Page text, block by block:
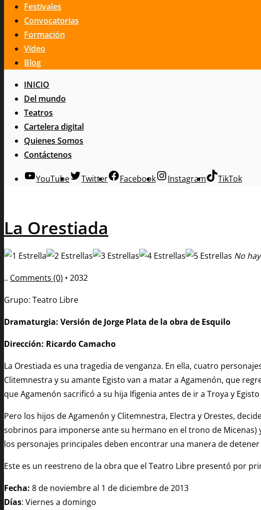
Festivales
Convocatorias
Formación
Video
Blog
INICIO
Del mundo
Teatros
Cartelera digital
Quienes Somos
Contáctenos
YouTube Twitter Facebook Instagram TikTok
La Orestiada
No
.. Comments (0) • 2032
Grupo: Teatro Libre
Dramaturgia: Versión de Jorge Plata de la obra de Esquilo
Dirección: Ricardo Camacho
La Orestiada es una tragedia de venganza. En ella, cuatro
Clitemnestra y su amante Egisto van a matar a Agamenón, que
que Agamenón sacrificó a su hija Ifigenia antes de ir a Troya y
Pero los hijos de Agamenón y Clitemnestra, Electra y Orestes,
sobrinos para imponerse ante su hermano en el trono de Micenas)
los personajes principales deben encontrar una manera de
Este es un reestreno de la obra que el Teatro Libre presentó por
Fecha: 8 de noviembre al 1 de diciembrede2013
Días: Viernes a domingo